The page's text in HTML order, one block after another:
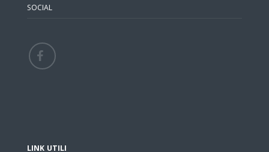
SOCIAL
LINK UTILI